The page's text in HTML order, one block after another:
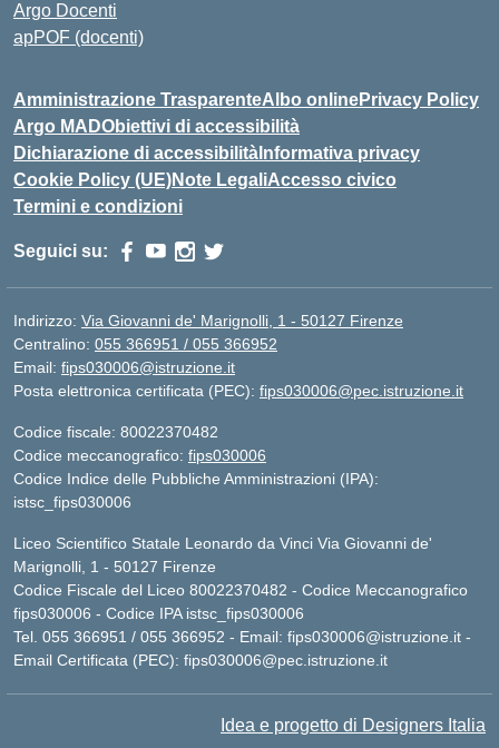
Argo Docenti
apPOF (docenti)
Amministrazione TrasparenteAlbo onlinePrivacy Policy
Argo MADObiettivi di accessibilità
Dichiarazione di accessibilità Informativa privacy
Cookie Policy (UE)Note LegaliAccesso civico
Termini e condizioni
Seguici su:
Indirizzo: Via Giovanni de' Marignolli, 1 - 50127 Firenze
Centralino: 055 366951 / 055 366952
Email: fips030006@istruzione.it
Posta elettronica certificata (PEC): fips030006@pec.istruzione.it
Codice fiscale: 80022370482
Codice meccanografico: fips030006
Codice Indice delle Pubbliche Amministrazioni (IPA):
istsc_fips030006
Liceo Scientifico Statale Leonardo da Vinci Via Giovanni de'
Marignolli, 1 - 50127 Firenze
Codice Fiscale del Liceo 80022370482 - Codice Meccanografico
fips030006 - Codice IPA istsc_fips030006
Tel. 055 366951 / 055 366952 - Email: fips030006@istruzione.it -
Email Certificata (PEC): fips030006@pec.istruzione.it
Idea e progetto di Designers Italia